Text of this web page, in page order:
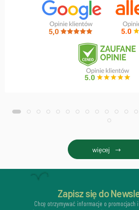
więcej
Zapisz się do
Chcę otrzymywać informacje o promocjach